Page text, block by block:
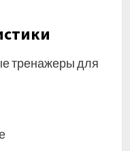
тренажеры для